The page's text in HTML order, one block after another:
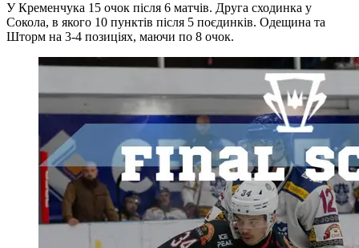
У Кременчука 15 очок після 6 матчів. Друга сходинка у
Сокола, в якого 10 пунктів після 5 поєдинків. Одещина та
Шторм на 3-4 позиціях, маючи по 8 очок.